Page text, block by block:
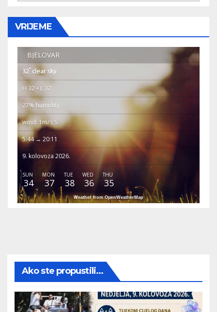
VRIJEME
BJELOVAR
32° clear sky
H 32 • L 32
27% humidity
wind: 1m/s S
5:44 → 20:11
9. kolovoza 2026.
SUN
34
MON
37
TUE
38
WED
36
THU
35
Weather from OpenWeatherMap
Ako ste propustili...